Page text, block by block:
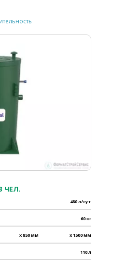
ЧЕЛ.
480 л/сут
60 кг
x 850 мм x 1500 мм
110 л